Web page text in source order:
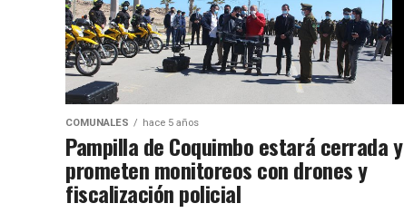
COMUNALES hace 5 años
Pampilla de Coquimbo estará cerrada y
prometen monitoreos con drones y
fiscalización policial